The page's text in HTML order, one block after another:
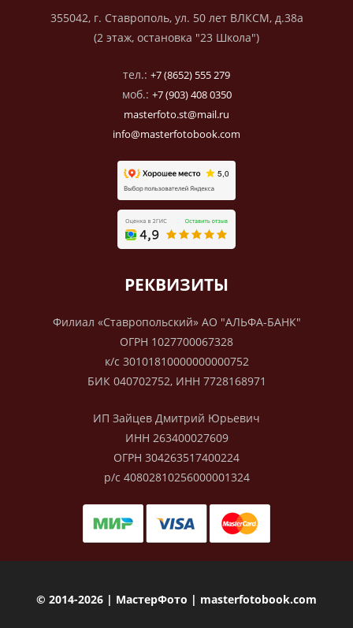
355042, г. Ставрополь, ул. 50 лет ВЛКСМ, д.38а
(2 этаж, остановка "23 Школа")
тел.: +7 (8652) 555 279
моб.: +7 (903) 408 0350
masterfoto.st@mail.ru
info@masterfotobook.com
РЕКВИЗИТЫ
Филиал «Ставропольский» АО "АЛЬФА-БАНК"
ОГРН 1027700067328
к/с 30101810000000000752
БИК 040702752, ИНН 7728168971
ИП Зайцев Дмитрий Юрьевич
ИНН 263400027609
ОГРН 304263517400224
р/с 40802810256000001324
© 2014-2026 | МастерФото | masterfotobook.com